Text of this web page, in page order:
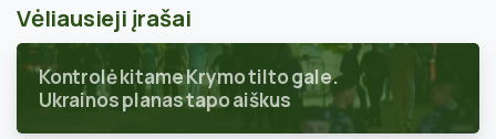
Vėliausieji įrašai
Kontrolė kitame Krymo tilto gale.
Ukrainos planas tapo aiškus